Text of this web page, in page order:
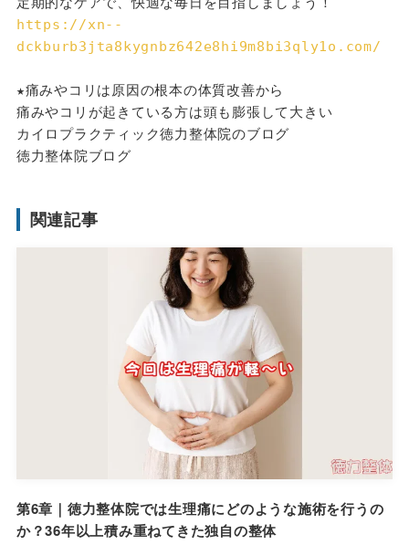
https://xn--
dckburb3jta8kygnbz642e8hi9m8bi3qly1o.com/
★痛みやコリは原因の根本の体質改善から
痛みやコリが起きている方は頭も膨張して大きい
カイロプラクティック徳力整体院のブログ
徳力整体院ブログ
関連記事
第6章｜徳力整体院では生理痛にどのような施術を行うの
か？36年以上積み重ねてきた独自の整体